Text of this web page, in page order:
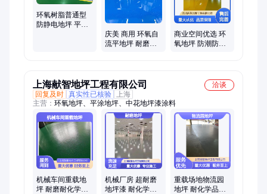
环氧树脂普通型
防静电地坪 平整
庆美 商用 环氧自
流平地坪 耐磨防
商业空间优选 环
氧地坪 防潮防水
上海献智地坪工程有限公司
洽谈
回复及时 真实性已核验
上海
主营： 环氧地坪、平涂地坪、中花地坪漆涂料
机械车间重载地
坪 耐磨耐化学品
机械厂房 超耐磨
地坪漆 耐化学品
重载场地物流园
地坪 耐化学品耐